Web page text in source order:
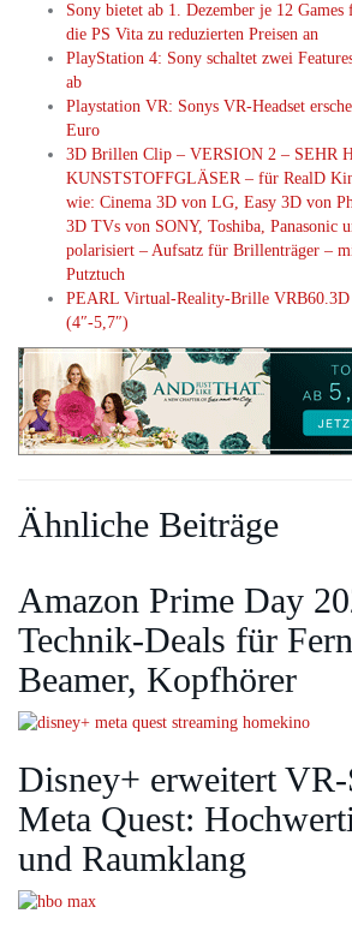
Sony bietet ab 1. Dezember je 12
die PS Vita zu reduzierten Preisen an
PlayStation 4: Sony schaltet zwei
ab
Playstation VR: Sonys VR-Headset
Euro
3D Brillen Clip – VERSION 2 – SEHR
KUNSTSTOFFGLÄSER – für RealD
wie: Cinema 3D von LG, Easy 3D von
3D TVs von SONY, Toshiba, Panasonic
polarisiert – Aufsatz für Brillenträger –
Putztuch
PEARL Virtual-Reality-Brille VRB60.3D
(4″-5,7″)
Ähnliche Beiträge
Amazon Prime Day
Technik-Deals für
Beamer, Kopfhörer
Disney+ erweitert
Meta Quest:
und Raumklang